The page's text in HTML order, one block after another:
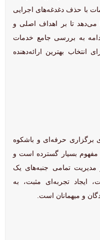
با حذف دغدغه‌های اجرایی
می‌دهد تا بر اهداف اصلی و
به بررسی جامع خدمات
انتخاب بهترین ارائه‌دهنده
برگزاری حرفه‌ای و باشکوه
مفهوم بسیار گسترده است و
مدیریت تمامی جنبه‌های یک
ایجاد تجربه‌ای مثبت، به
و میهمانان است.